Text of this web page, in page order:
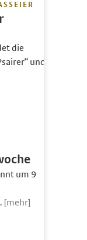
die
und
um 9
[mehr]